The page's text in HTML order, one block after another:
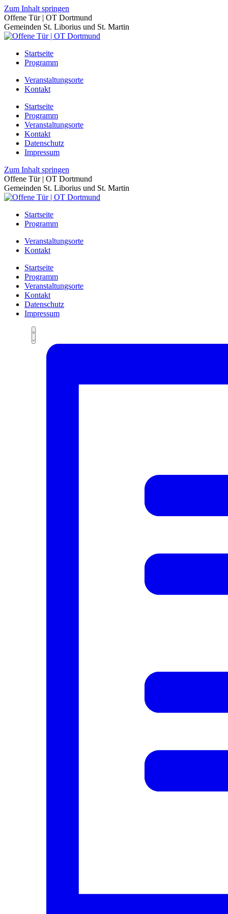
Zum Inhalt springen
Offene Tür | OT Dortmund
Gemeinden St. Liborius und St. Martin
Startseite
Programm
Veranstaltungsorte
Kontakt
Startseite
Programm
Veranstaltungsorte
Kontakt
Datenschutz
Impressum
Zum Inhalt springen
Offene Tür | OT Dortmund
Gemeinden St. Liborius und St. Martin
Startseite
Programm
Veranstaltungsorte
Kontakt
Startseite
Programm
Veranstaltungsorte
Kontakt
Datenschutz
Impressum
Ansichten-
Navigation
Veranstaltung
Ansichten-
Navigation
Summary